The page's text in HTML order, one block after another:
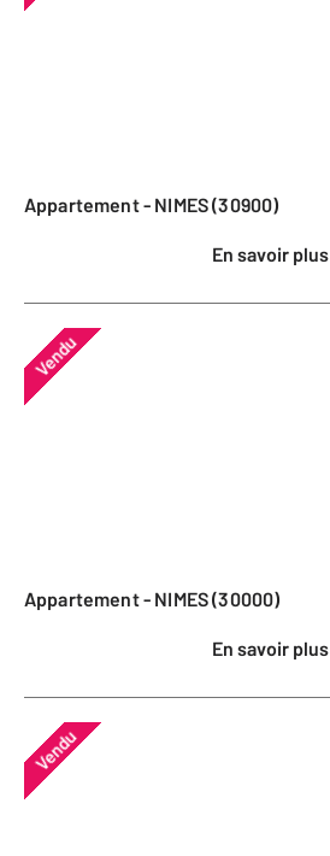
Appartement - NIMES (30900)
En savoir plus
Vendu
Appartement - NIMES (30000)
En savoir plus
Vendu